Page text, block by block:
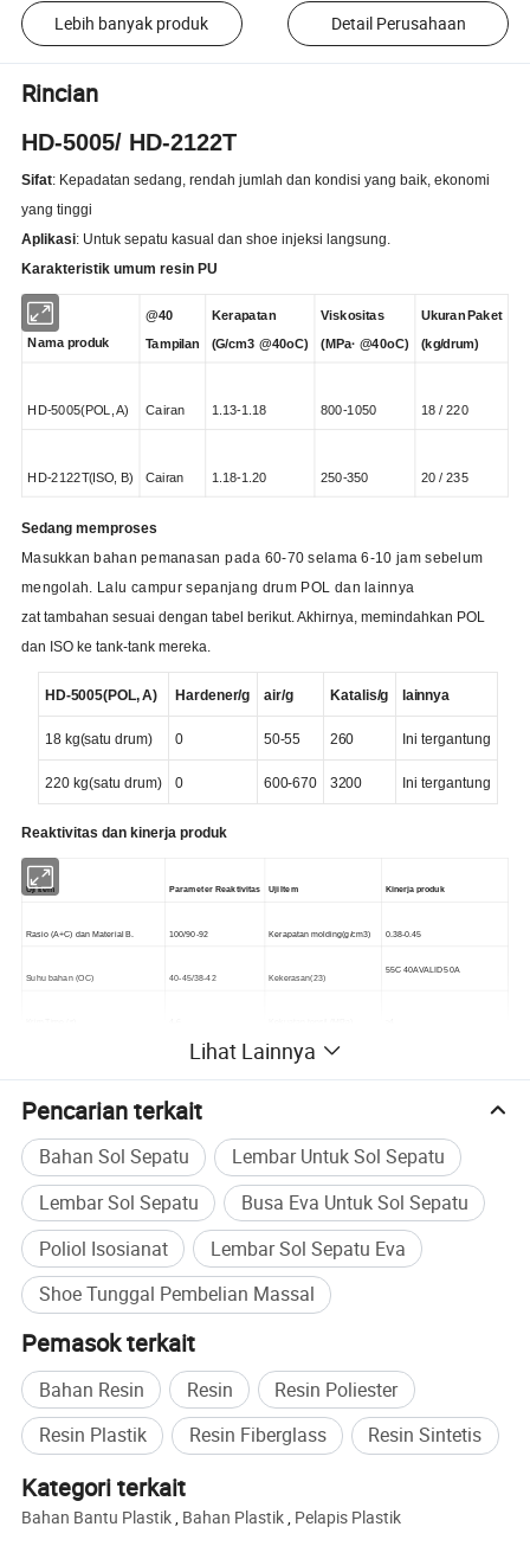
Lebih banyak produk Detail Perusahaan
Rincian
HD-5005/ HD-2122T
Sifat: Kepadatan sedang, rendah jumlah dan kondisi yang baik, ekonomi
yang tinggi
Aplikasi: Untuk sepatu kasual dan shoe injeksi langsung.
Karakteristik umum resin PU
Namaproduk
@40
Tampilan
Kerapatan
(G/cm3 @40oC)
Viskositas
(MPa· @40oC)
Ukuran Paket
(kg/drum)
HD-5005(POL,A) Cairan 1.13-1.18 800-1050 18 / 220
HD-2122T(ISO, B) Cairan 1.18-1.20 250-350 20 / 235
Sedang memproses
Masukkan bahan pemanasan pada 60-70 selama 6-10 jam sebelum
mengolah. Lalu campursepanjang drumPOL dan lainnya
zat tambahan sesuai dengan tabel berikut. Akhirnya, memindahkan POL
dan ISO ke tank-tank mereka.
HD-5005(POL,A) Hardener/g air/g Katalis/g lainnya
18kg(satu drum) 0 50-55 260 Ini tergantung
220 kg(satu drum) 0 600-670 3200 Ini tergantung
Reaktivitas dan kinerja produk
UjiItem Parameter Reaktivitas UjiItem Kinerja produk
Rasio (A+C) dan Material B. 100/90-92 Kerapatan molding(g/cm3) 0.38-0.45
Suhu bahan (OC) 40-45/38-42 Kekerasan(23)
55C 40AVALID50A
Naskh(penghapusan) (
Kerapatan kenaikan bebas (g/cm3 ) 0.25-0.28
Suhu mold logam ( OC) 45-55 Resistan tekukan (23)
4
40000 kali tidak ada keretakan
Demoldtime(MIN) 2-2.5
Resistansi abrasi DIN(mm3)
≤ 450
Rasio berdasarkan nilai terbaik bervariasi tergantung tipe dan jumlah zat
tambahan Cat.
Densitas busa bebas bervariasi menurut variasi musiman (suhu,
kelembapan)
diterapkan pada operasi praktis. Hubungi kami jika properti fisik lainnya
penting.
Lihat Lainnya
Pencarian terkait
Bahan Sol Sepatu
Lembar Untuk Sol Sepatu
Lembar Sol Sepatu
Busa Eva Untuk Sol Sepatu
Poliol Isosianat
Lembar Sol Sepatu Eva
Shoe Tunggal Pembelian Massal
Pemasok terkait
Bahan Resin Resin
Resin Poliester
Resin Plastik
Resin Fiberglass Resin Sintetis
Kategori terkait
Bahan Bantu Plastik Bahan Plastik Pelapis Plastik